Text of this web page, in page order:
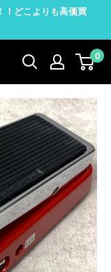
！どこよりも高価買
0